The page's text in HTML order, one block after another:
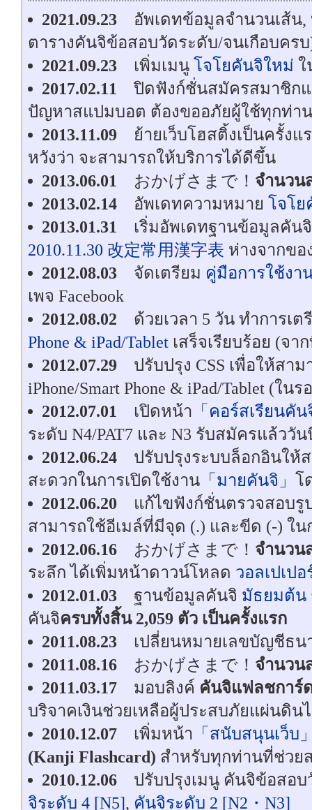
2021.09.23 อัพเดทข้อมูลจำนวนเส้น
ตารางคันจิข้อสอบวัดระดับ/จนเกือบคร
2021.09.23 เพิ่มเมนู โจโยคันจิใหม่ ใ
2017.02.11 ปิดฟังก์ชั่นสมัครสมาชิกแ
ปัญหาสแปมบอต ต้องขออภัยผู้ใช้ทุกท่า
2013.11.09 ย้ายเว็บโฮสติ้งเป็นครั้งแ
หวังว่า จะสามารถให้บริการได้ดีขึ้น
2013.06.01 おかげさまで！ จำนวน
2013.02.14 อัพเดทความหมาย โจโย
2013.01.31 เริ่มอัพเดทฐานข้อมูลคัน
2010.11.30 改定常用漢字表 ห่างจากขอ
2012.08.03 จัดเตรียม คู่มือการใช้ง
เพจ Facebook
2012.08.02 ด้วยเวลา 5 วัน ทำการเ
Phone & iPad/Tablet เสร็จเรียบร้อย (จ
2012.07.29 ปรับปรุง CSS เพื่อให้สา
iPhone/Smart Phone & iPad/Tablet (ใน
2012.07.01 เปิดหน้า 「คอร์สเรียนคั
ระดับ N4/PAT7 และ N3 รับสมัครแล้ววั
2012.06.24 ปรับปรุงระบบล็อกอินให้
สะดวกในการเปิดใช้งาน 「มายคันจิ」 โ
2012.06.20 แก้ไขฟังก์ชั่นตรวจสอบรู
สามารถใช้อีเมล์ที่มีจุด (.) และขีด (-) ใน
2012.06.16 おかげさまで！ จำนวน
ระลึก ได้เพิ่มหน้าดาวน์โหลด วอลเปเป
2012.01.03 ฐานข้อมูลคันจิ มัธยมต้น
คันจิครบทั้งสิ้น 2,059 ตัว เป็นครั้งแรก
2011.08.23 เปลี่ยนหมายเลขบัญชีธน
2011.08.16 おかげさまで！ จำนวน
2011.03.17 มอบลิงค์ คันจิแฟลชการ์
บริจาคเงินช่วยเหลือผู้ประสบภัยแผ่นดิน
2010.12.07 เพิ่มหน้า 「สนับสนุนเว็บ
(Kanji Flashcard) สำหรับทุกท่านที่ช่วย
2010.12.06 ปรับปรุงเมนู คันจิข้อสอ
จิระดับ 4 [N5], คันจิระดับ 2 [N2・N3]